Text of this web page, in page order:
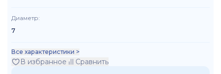
Диаметр:
7
Все характеристики >
В избранное Сравнить